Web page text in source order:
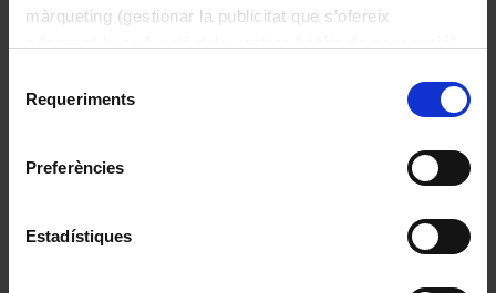
màrqueting (gestionar la publicitat que s’ofereix
consultar laPolítica de galetes del lloc web de la
Requeriments
Preferències
Estadístiques
companyia North German Lloyd de Nova York a
1931-06-16